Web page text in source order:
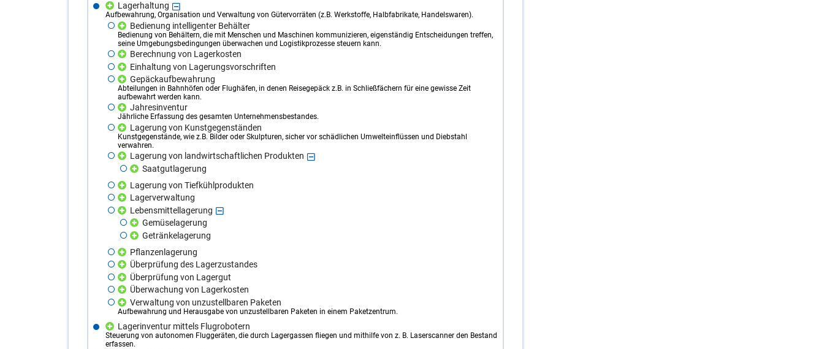
Lagerhaltung
Aufbewahrung, Organisation und Verwaltung von Gütervorräten (z.B. Werkstoffe, Halbfabrikate, Handelswaren).
Bedienung intelligenter Behälter
Bedienung von Behältern, die mit Menschen und Maschinen kommunizieren, eigenständig Entscheidungen treffen,
seine Umgebungsbedingungen überwachen und Logistikprozesse steuern kann.
Berechnung von Lagerkosten
Einhaltung von Lagerungsvorschriften
Gepäckaufbewahrung
Abteilungen in Bahnhöfen oder Flughäfen, in denen Reisegepäck z.B. in Schließfächern für eine gewisse Zeit
aufbewahrt werden kann.
Jahresinventur
Jährliche Erfassung des gesamten Unternehmensbestandes.
Lagerung von Kunstgegenständen
Kunstgegenstände, wie z.B. Bilder oder Skulpturen, sicher vor schädlichen Umwelteinflüssen und Diebstahl
verwahren.
Lagerung von landwirtschaftlichen Produkten
Saatgutlagerung
Lagerung von Tiefkühlprodukten
Lagerverwaltung
Lebensmittellagerung
Gemüselagerung
Getränkelagerung
Pflanzenlagerung
Überprüfung des Lagerzustandes
Überprüfung von Lagergut
Überwachung von Lagerkosten
Verwaltung von unzustellbaren Paketen
Aufbewahrung und Herausgabe von unzustellbaren Paketen in einem Paketzentrum.
Lagerinventur mittels Flugrobotern
Steuerung von autonomen Fluggeräten, die durch Lagergassen fliegen und mithilfe von z. B. Laserscanner den Bestand
erfassen.